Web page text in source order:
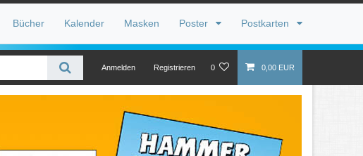
Bücher Kalender Masken Poster Postkarten
Anmelden Registrieren 0 0,00 EUR